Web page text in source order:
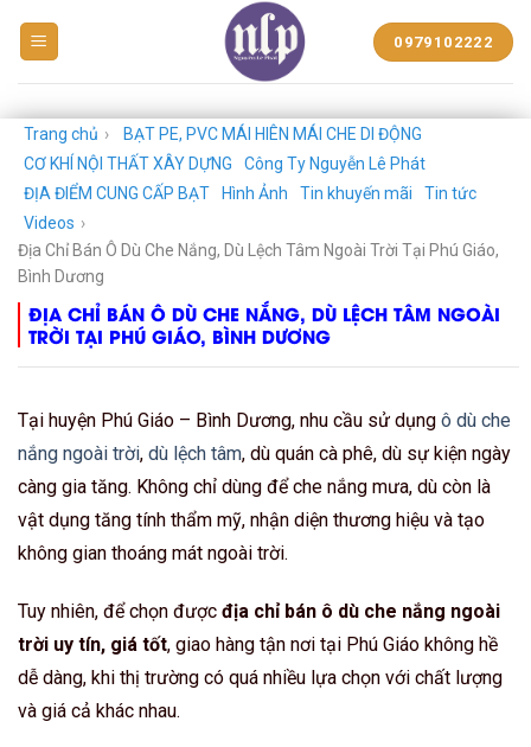
NHỰA
PHÁT
0979102222
Trang chủ ›
BẠT PE, PVC MÁI HIÊN MÁI CHE DI ĐỘNG
CƠ KHÍ NỘI THẤT XÂY DỰNG
Công Ty Nguyễn Lê Phát
ĐỊA ĐIỂM CUNG CẤP BẠT
Hình Ảnh Tin khuyến mãi
Tin tức
Videos ›
Địa Chỉ Bán Ô Dù Che Nắng, Dù Lệch Tâm Ngoài Trời Tại Phú Giáo,
Bình Dương
ĐỊA CHỈ BÁN Ô DÙ CHE NẮNG, DÙ LỆCH TÂM NGOÀI
TRỜI TẠI PHÚ GIÁO, BÌNH DƯƠNG
Tại huyện Phú Giáo – Bình Dương, nhu cầu sử dụng ô dù che
nắng ngoài trời, dù lệch tâm, dù quán cà phê, dù sự kiện ngày
càng gia tăng. Không chỉ dùng để che nắng mưa, dù còn là
vật dụng tăng tính thẩm mỹ, nhận diện thương hiệu và tạo
không gian thoáng mát ngoài trời.
Tuy nhiên, để chọn được địa chỉ bán ô dù che nắng ngoài
trời uy tín, giá tốt, giao hàng tận nơi tại Phú Giáo không hề
dễ dàng, khi thị trường có quá nhiều lựa chọn với chất lượng
và giá cả khác nhau.